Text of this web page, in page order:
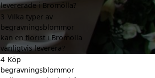
levererade i Bromölla?
3 Vilka typer av
begravningsblommor
kan en florist i Bromölla
vanligtvis leverera?
4 Köp
begravningsblommor